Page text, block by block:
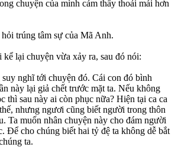
chuyện của mình cảm thấy thoải mái hơn
trúng tâm sự của Mã Anh.
lại chuyện vừa xảy ra, sau đó nói:
nghĩ tới chuyện đó. Cái con đó bình
này lại giả chết trước mặt ta. Nếu không
thì sau này ai còn phục nữa? Hiện tại ca ca
nhưng ngươi cũng biết người trong thôn
Ta muốn nhân chuyện này cho đám người
Để cho chúng biết hai tỷ đệ ta không dễ bắt
ta.